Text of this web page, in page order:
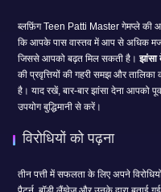
ब्लफ़िंग Teen Patti Master गेमप्ले की
कि आपके पास वास्तव में आप से अधिक
जिससे आपको बढ़त मिल सकती है।झांसा
की प्रवृत्तियों की गहरी समझ और तालिका की गतिशीलता को पढ़ने की क्षमता की आवश्यकता होती
है। याद रखें, बार-बार झांसा देना आपको पूर्वानुमानित बना सकता है, इसलिए इस रणनीति का
उपयोग बुद्धिमानी से करें।
विरोधियों को पढ़ना
तीन पत्ती में सफलता के लिए अपने विरोधियों के